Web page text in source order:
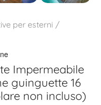
per esterni
Impermeabile
guinguette 16
non incluso)